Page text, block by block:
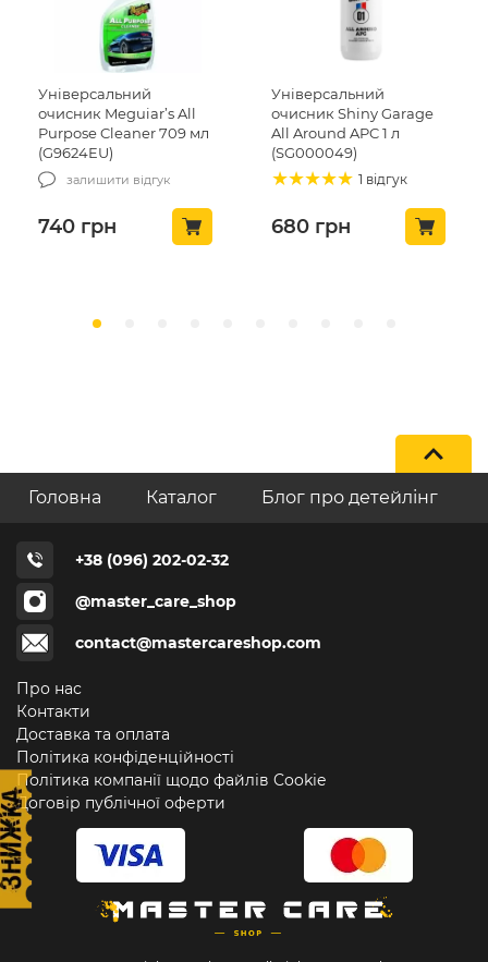
Універсальний
очисник Meguiar’s All
Purpose Cleaner 709 мл
(G9624EU)
залишити відгук
740 грн
Універсальний
очисник Shiny Garage
All Around APC 1 л
(SG000049)
1 відгук
680 грн
Головна Каталог Блог про детейлінг
+38 (096) 202-02-32
@master_care_shop
contact@mastercareshop.com
Про нас
Контакти
Доставка та оплата
Політика конфіденційності
Політика компанії щодо файлів Cookie
Договір публічної оферти